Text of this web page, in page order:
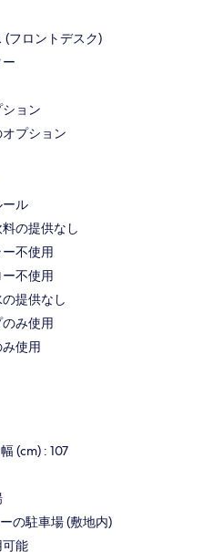
(フロントデスク)
ョン
プション
ル
の提供なし
不使用
不使用
提供なし
み使用
使用
(cm) : 107
の駐車場 (敷地内)
能